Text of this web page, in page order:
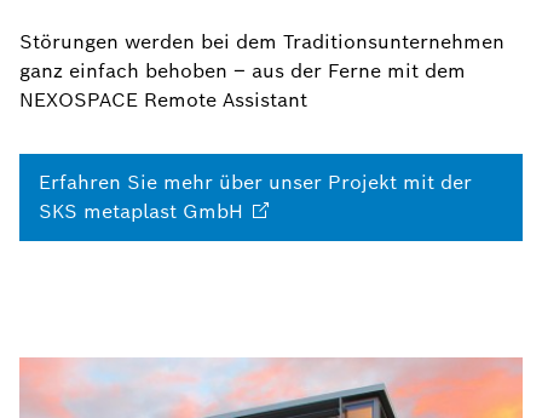
Störungen werden bei dem Traditionsunternehmen
ganz einfach behoben – aus der Ferne mit dem
NEXOSPACE Remote Assistant
Erfahren Sie mehr über unser Projekt mit der
SKS metaplast GmbH